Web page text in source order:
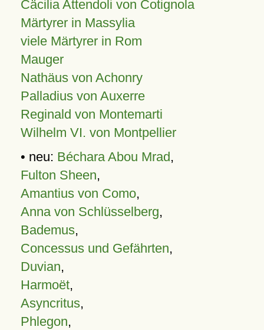
Cäcilia Attendoli von Cotignola
Märtyrer in Massylia
viele Märtyrer in Rom
Mauger
Nathäus von Achonry
Palladius von Auxerre
Reginald von Montemarti
Wilhelm VI. von Montpellier
• neu: Béchara Abou Mrad,
Fulton Sheen,
Amantius von Como,
Anna von Schlüsselberg,
Bademus,
Concessus und Gefährten,
Duvian,
Harmoët,
Asyncritus,
Phlegon,